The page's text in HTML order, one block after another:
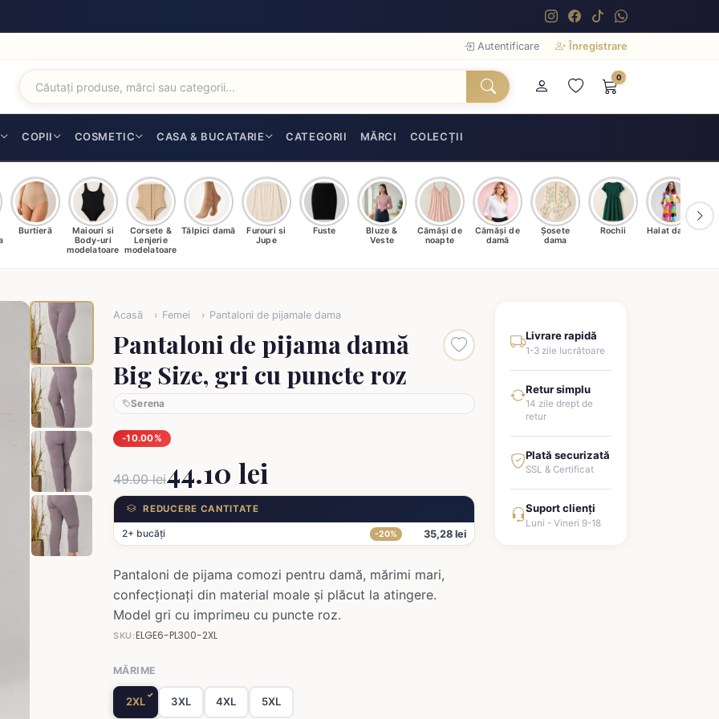
Autentificare Înregistrare
0
COPII COSMETIC CASA & BUCATARIE CATEGORII MĂRCI COLECȚII
Burtieră
Maiouri si
Body-uri
modelatoare
Corsete &
Lenjerie
modelatoare
Tălpici damă
Furouri si
Jupe
Fuste
Bluze &
Veste
Cămăși de
noapte
Cămăși de
damă
Șosete
dama
Rochii Halat damă
Acasă Femei Pantaloni de pijamale dama
Pantaloni de pijama damă
Big Size, gri cu puncte roz
Serena
-10.00%
49.00 lei44.10 lei
REDUCERE CANTITATE
2+ bucăți -20% 35,28 lei
Pantaloni de pijama comozi pentru damă, mărimi mari,
confecționați din material moale și plăcut la atingere.
Model gri cu imprimeu cu puncte roz.
SKU:ELGE6-PL300-2XL
MĂRIME
2XL 3XL 4XL 5XL
Livrare rapidă
1-3 zile lucrătoare
Retur simplu
14 zile drept de
retur
Plată securizată
SSL & Certificat
Suport clienți
Luni - Vineri 9-18